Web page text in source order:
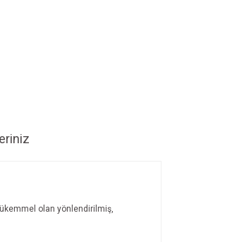
olan yönlendirilmiş,